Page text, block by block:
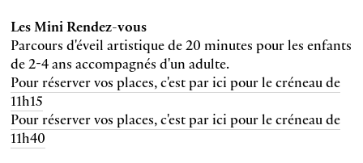
Les Mini Rendez-vous
Parcours d'éveil artistique de 20 minutes pour les enfants
de 2-4 ans accompagnés d'un adulte.
Pour réserver vos places, c'est par ici pour le créneau de
11h15
Pour réserver vos places, c'est par ici pour le créneau de
11h40